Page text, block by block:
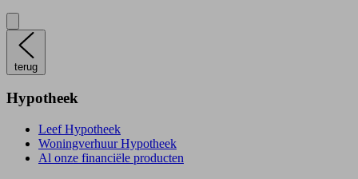
terug
Hypotheek
Leef Hypotheek
Woningverhuur Hypotheek
Al onze financiële producten